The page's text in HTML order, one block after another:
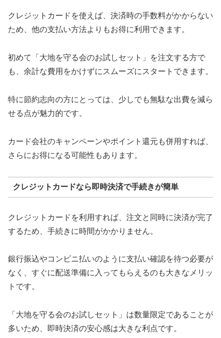
クレジットカードを使えば、決済時の手数料がかからない
ため、他の支払い方法よりもお得に利用できます。
初めて「大地を守る会のお試しセット」を注文する方で
も、余計な費用をかけずにスムーズにスタートできます。
特に節約志向の方にとっては、少しでも無駄な出費を減ら
せる点が魅力的です。
カード会社のキャンペーンやポイント還元も併用すれば、
さらにお得になる可能性もあります。
クレジットカードなら即時決済で手続きが簡単
クレジットカードを利用すれば、注文と同時に決済が完了
するため、手続きに時間がかかりません。
銀行振込やコンビニ払いのように支払い確認を待つ必要が
なく、すぐに配送準備に入ってもらえるのも大きなメリッ
トです。
「大地を守る会のお試しセット」は数量限定であることが
多いため、即時決済の安心感は大きな利点です。